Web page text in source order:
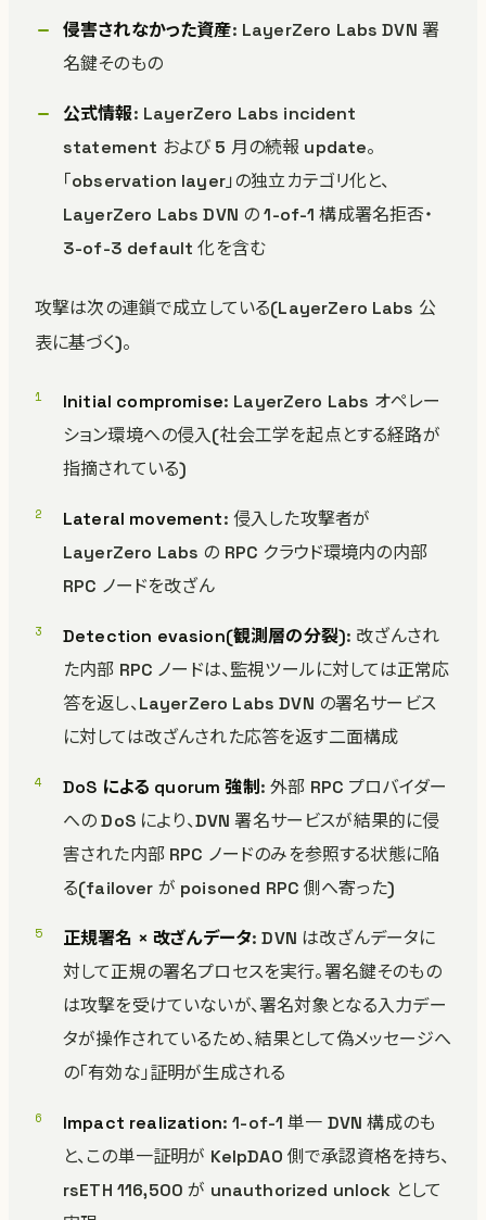
侵害されなかった資産: LayerZero Labs DVN 署
名鍵そのもの
公式情報: LayerZero Labs incident
statement および 5 月の続報 update。
「observation layer」の独立カテゴリ化と、
LayerZero Labs DVN の 1-of-1 構成署名拒否・
3-of-3 default 化を含む
攻撃は次の連鎖で成立している(LayerZero Labs 公
表に基づく)。
Initial compromise: LayerZero Labs オペレー
ション環境への侵入(社会工学を起点とする経路が
指摘されている)
Lateral movement: 侵入した攻撃者が
LayerZero Labs の RPC クラウド環境内の内部
RPC ノードを改ざん
Detection evasion(観測層の分裂): 改ざんされ
た内部 RPC ノードは、監視ツールに対しては正常応
答を返し、LayerZero Labs DVN の署名サービス
に対しては改ざんされた応答を返す二面構成
DoS による quorum 強制: 外部 RPC プロバイダー
への DoS により、DVN 署名サービスが結果的に侵
害された内部 RPC ノードのみを参照する状態に陥
る(failover が poisoned RPC 側へ寄った)
正規署名 × 改ざんデータ: DVN は改ざんデータに
対して正規の署名プロセスを実行。署名鍵そのもの
は攻撃を受けていないが、署名対象となる入力デー
タが操作されているため、結果として偽メッセージへ
の「有効な」証明が生成される
Impact realization: 1-of-1 単一 DVN 構成のも
と、この単一証明が KelpDAO 側で承認資格を持ち、
rsETH 116,500 が unauthorized unlock として